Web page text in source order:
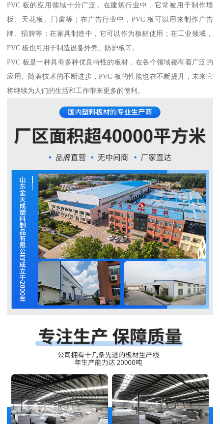
PVC 板的应用领域十分广泛。在建筑行业中，它常被用于制作墙
板、天花板、门窗等；在广告行业中，PVC 板可以用来制作广告
牌、招牌等；在家具制造中，它可以作为板材使用；在工业领域，
PVC 板也可用于制造设备外壳、防护板等。
PVC 板是一种具有多种优良特性的板材，在各个领域都有着广泛的
应用。随着技术的不断进步，PVC 板的性能也在不断提升，未来它
将继续为人们的生活和工作带来更多的便利。